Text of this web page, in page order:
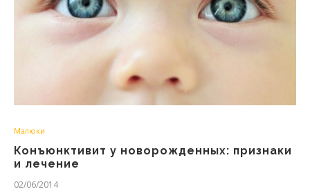
Малюки
Конъюнктивит у новорожденных: признаки
и лечение
02/06/2014